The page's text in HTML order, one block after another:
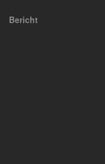
Bericht